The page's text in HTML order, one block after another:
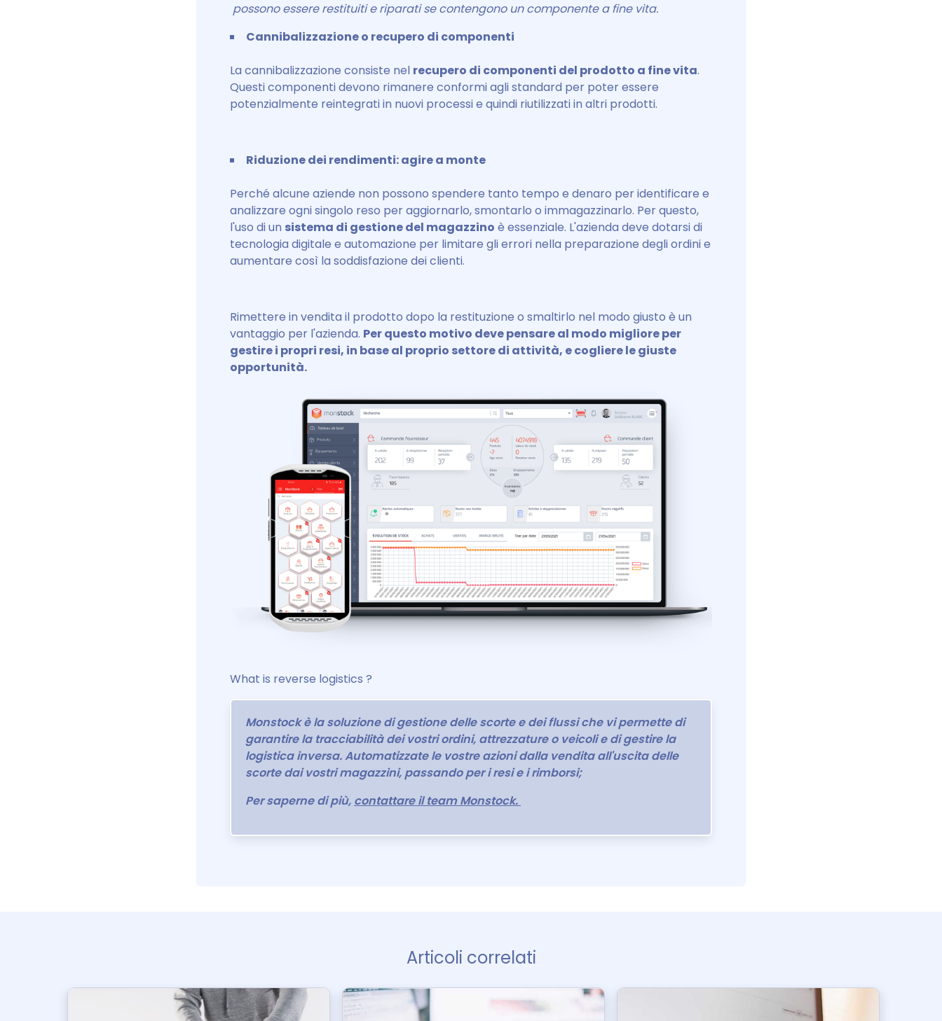
possono essere restituiti e riparati se contengono un componente a fine vita.
Cannibalizzazione o recupero di componenti
La cannibalizzazione consiste nel recupero di componenti del prodotto a fine vita.
Questi componenti devono rimanere conformi agli standard per poter essere
potenzialmente reintegrati in nuovi processi e quindi riutilizzati in altri prodotti.
Riduzione dei rendimenti: agire a monte
Perché alcune aziende non possono spendere tanto tempo e denaro per identificare e
analizzare ogni singolo reso per aggiornarlo, smontarlo o immagazzinarlo. Per questo,
l'uso di un sistema di gestione del magazzino è essenziale. L'azienda deve dotarsi di
tecnologia digitale e automazione per limitare gli errori nella preparazione degli ordini e
aumentare così la soddisfazione dei clienti.
Rimettere in vendita il prodotto dopo la restituzione o smaltirlo nel modo giusto è un
vantaggio per l'azienda. Per questo motivo deve pensare al modo migliore per
gestire i propri resi, in base al proprio settore di attività, e cogliere le giuste
opportunità.
What is reverse logistics ?
Monstock è la soluzione di gestione delle scorte e dei flussi che vi permette di
garantire la tracciabilità dei vostri ordini, attrezzature o veicoli e di gestire la
logistica inversa. Automatizzate le vostre azioni dalla vendita all'uscita delle
scorte dai vostri magazzini, passando per i resi e i rimborsi;
Per saperne di più, contattare il team Monstock.
Articoli correlati